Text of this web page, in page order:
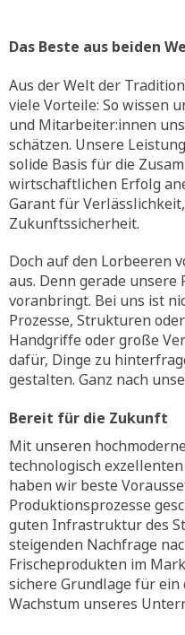
Das Beste aus beiden
Aus der Welt der
viele Vorteile: So wissen
und Mitarbeiter:innen
schätzen. Unsere
solide Basis für die
wirtschaftlichen Erfolg
Garant für
Zukunftssicherheit.
Doch auf den Lorbeeren
aus. Denn gerade
voranbringt. Bei uns ist
Prozesse, Strukturen
Handgriffe oder große
dafür, Dinge zu
gestalten. Ganz nach
Bereit für die Zukunft
Mit unseren
technologisch
haben wir beste
Produktionsprozesse
guten Infrastruktur des
steigenden Nachfrage
Frischeprodukten im
sichere Grundlage für ein
Wachstum unseres